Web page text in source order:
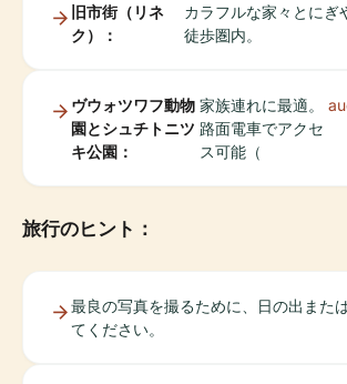
旧市街（リネ
ク）：
カラフルな家々とにぎ
徒歩圏内。
ヴウォツワフ動物
園とシュチトニツ
キ公園：
家族連れに最適。
路面電車でアクセ
ス可能（
旅行のヒント：
最良の写真を撮るために、日の出また
てください。